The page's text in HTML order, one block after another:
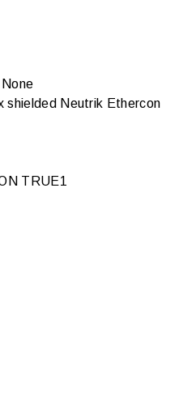
shielded Neutrik Ethercon
TRUE1